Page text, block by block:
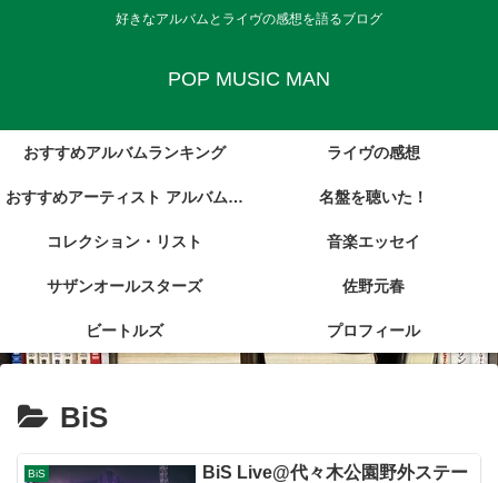
好きなアルバムとライヴの感想を語るブログ
POP MUSIC MAN
おすすめアルバムランキング ライヴの感想
おすすめアーティスト アルバム・
レビュー集
名盤を聴いた！
コレクション・リスト 音楽エッセイ
サザンオールスターズ 佐野元春
ビートルズ プロフィール
BiS
BiS
BiS Live@代々木公園野外ステー